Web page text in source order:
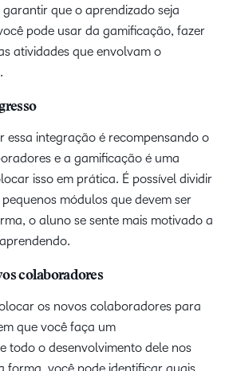
que o aprendizado seja
pode usar da gamificação, fazer
atividades que envolvam o
essa integração é recompensando o
e a gamificação é uma
isso em prática. É possível dividir
módulos que devem ser
o aluno se sente mais motivado a
colaboradores
os novos colaboradores para
que você faça um
todo o desenvolvimento dele nos
forma, você pode identificar quais